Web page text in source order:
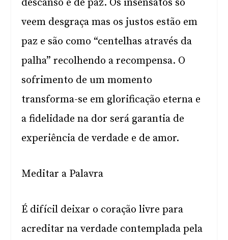
descanso e de paz. Os insensatos só
veem desgraça mas os justos estão em
paz e são como “centelhas através da
palha” recolhendo a recompensa. O
sofrimento de um momento
transforma-se em glorificação eterna e
a fidelidade na dor será garantia de
experiência de verdade e de amor.
Meditar a Palavra
É difícil deixar o coração livre para
acreditar na verdade contemplada pela